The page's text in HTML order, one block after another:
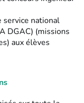
service national
DGAC) (missions
aux élèves